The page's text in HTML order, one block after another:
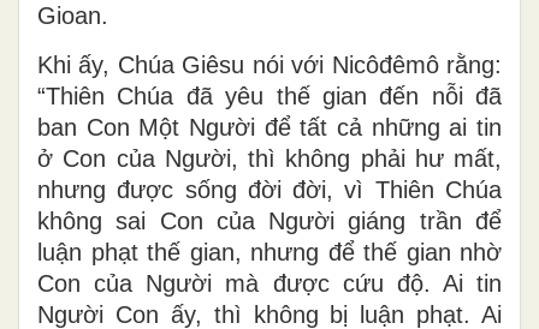
Gioan.
Khi ấy, Chúa Giêsu nói với Nicôđêmô rằng:
“Thiên Chúa đã yêu thế gian đến nỗi đã
ban Con Một Người để tất cả những ai tin
ở Con của Người, thì không phải hư mất,
nhưng được sống đời đời, vì Thiên Chúa
không sai Con của Người giáng trần để
luận phạt thế gian, nhưng để thế gian nhờ
Con của Người mà được cứu độ. Ai tin
Người Con ấy, thì không bị luận phạt. Ai